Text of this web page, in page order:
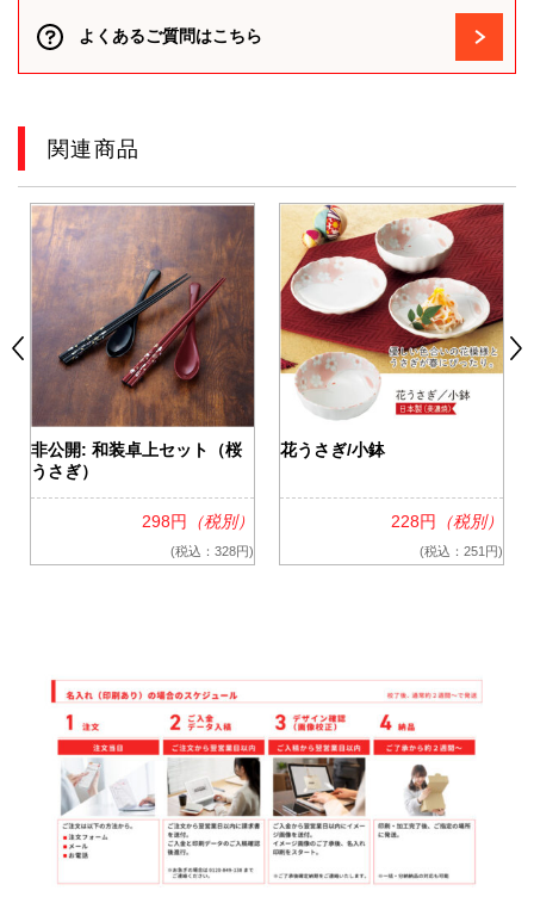
よくあるご質問はこちら
関連商品
非公開: 和装卓上セット（桜
うさぎ）
298円 （税別）
(税込：328円)
花うさぎ/小鉢
228円 （税別）
(税込：251円)